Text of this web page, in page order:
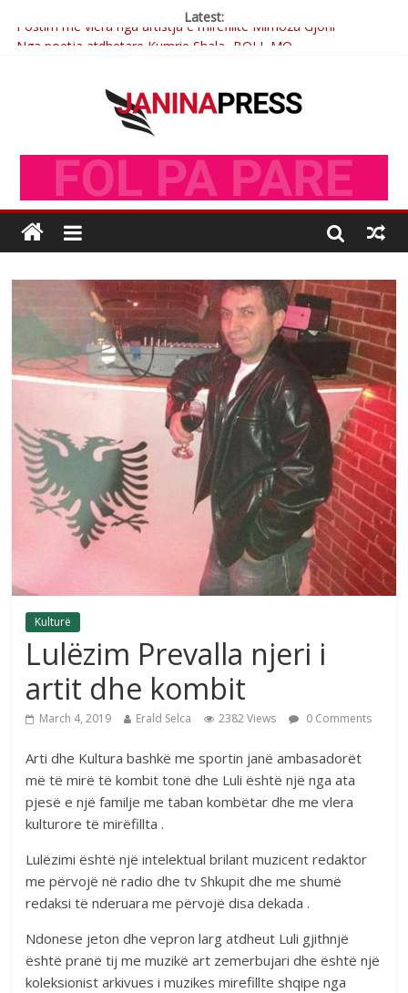
Latest:
Postim me vlera nga artistja e mirëfilltë Mimoza Gjoni
Nga poetja atdhetare Kumrie Shala -BOLL MO
Çlirimtari Mentor Mushkolaj nderohet me mirenjohje nga
Xhevdet Qeriqi Dega e invalidëve në Fushë Kosovë
Kulturë
Lulëzim Prevalla njeri i
artit dhe kombit
March 4, 2019 Erald Selca 2382 Views 0 Comments
Arti dhe Kultura bashkë me sportin janë ambasadorët
më të mirë të kombit tonë dhe Luli është një nga ata
pjesë e një familje me taban kombëtar dhe me vlera
kulturore të mirëfillta .
Lulëzimi është një intelektual brilant muzicent redaktor
me përvojë në radio dhe tv Shkupit dhe me shumë
redaksi të nderuara me përvojë disa dekada .
Ndonese jeton dhe vepron larg atdheut Luli gjithnjë
është pranë tij me muzikë art zemerbujari dhe është një
koleksionist arkivues i muzikes mirefillte shqipe nga